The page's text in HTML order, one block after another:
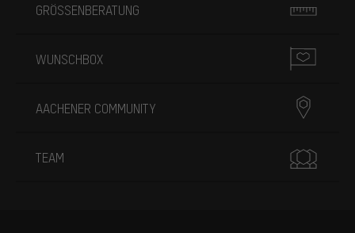
GRÖSSENBERATUNG
WUNSCHBOX
AACHENER COMMUNITY
TEAM